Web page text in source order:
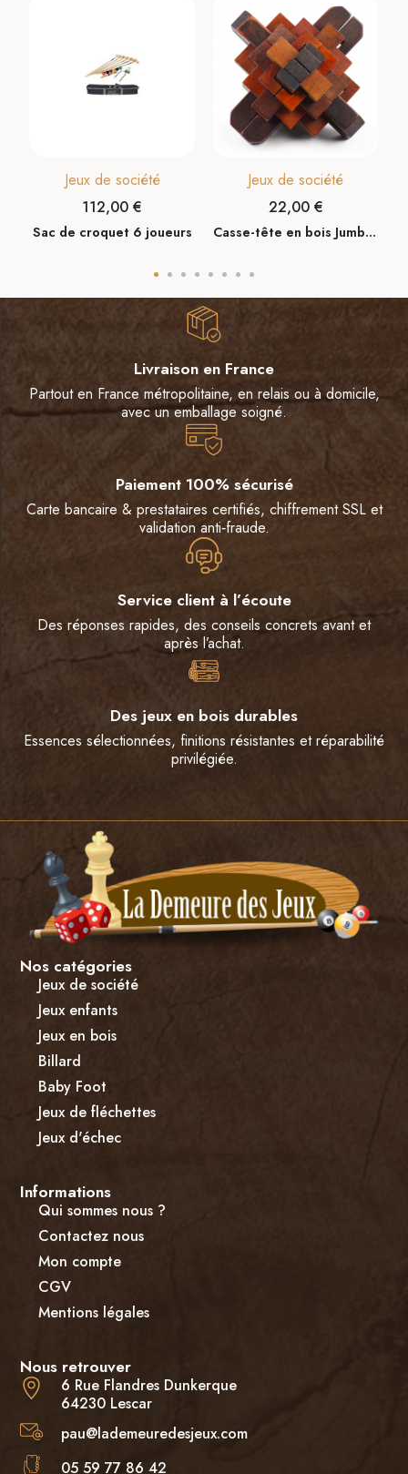
Jeux de société
112,00 €
Sac de croquet 6 joueurs
Jeux de société
22,00 €
Casse-tête en bois Jumbo Satellite ****
Livraison en France
Partout en France métropolitaine, en relais ou à domicile,
avec un emballage soigné.
Paiement 100% sécurisé
Carte bancaire & prestataires certifiés, chiffrement SSL et
validation anti‑fraude.
Service client à l’écoute
Des réponses rapides, des conseils concrets avant et
après l’achat.
Des jeux en bois durables
Essences sélectionnées, finitions résistantes et réparabilité
privilégiée.
Nos catégories
Jeux de société
Jeux enfants
Jeux en bois
Billard
Baby Foot
Jeux de fléchettes
Jeux d'échec
Informations
Qui sommes nous ?
Contactez nous
Mon compte
CGV
Mentions légales
Nous retrouver
6 Rue Flandres Dunkerque
64230 Lescar
pau@lademeuredesjeux.com
05 59 77 86 42